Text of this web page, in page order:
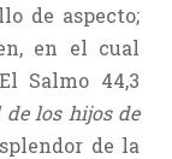
de aspecto;
en el cual
Salmo 44,3
de los hijos de
de la